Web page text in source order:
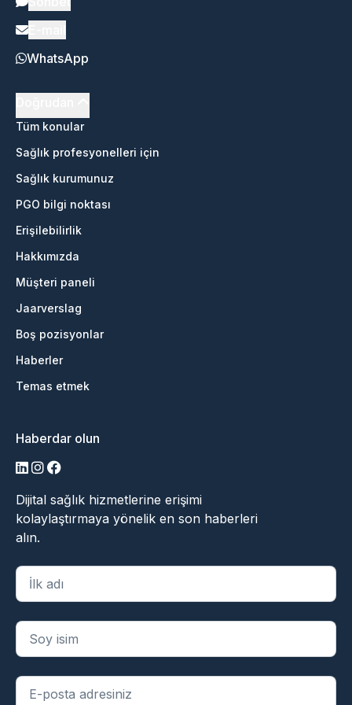
WhatsApp
Tüm konular
Sağlık profesyonelleri için
Sağlık kurumunuz
PGO bilgi noktası
Erişilebilirlik
Hakkımızda
Müşteri paneli
Jaarverslag
Boş pozisyonlar
Haberler
Temas etmek
Haberdar olun
LinkedIn
Instagram
Facebook
Dijital sağlık hizmetlerine erişimi
kolaylaştırmaya yönelik en son haberleri
alın.
"*" zorunlu alanları belirtir